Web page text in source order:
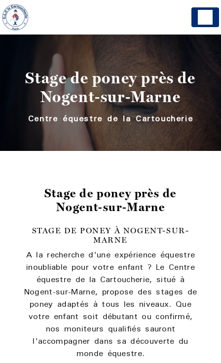
Stage de poney près de
Nogent-sur-Marne
Centre équestre de la Cartoucherie
Stage de poney près de
Nogent-sur-Marne
STAGE DE PONEY À NOGENT-SUR-
MARNE
A la recherche d'une expérience équestre
inoubliable pour votre enfant ? Le Centre
équestre de la Cartoucherie, situé à
Nogent-sur-Marne, propose des stages de
poney adaptés à tous les niveaux. Que
votre enfant soit débutant ou confirmé,
nos moniteurs qualifiés sauront
l'accompagner dans sa découverte du
monde équestre.
Panneau de gestion des cookies